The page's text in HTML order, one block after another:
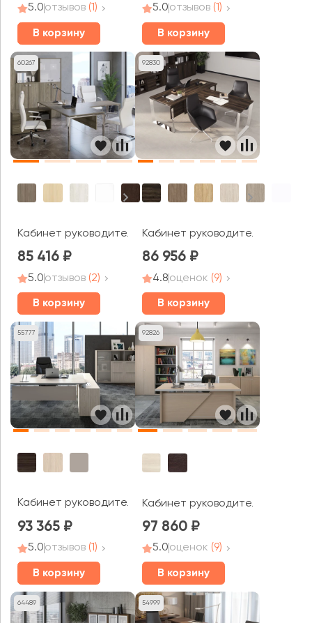
5.0отзывов (1)
В корзину
5.0отзывов (1)
В корзину
60267
Кабинет руководителя Метал Систем Директ / Metal
85 416
5.0отзывов (2)
В корзину
92830
Кабинет руководителя Оникс
86 956
4.8оценок (9)
В корзину
55777
Кабинет руководителя Атлас / Atlas
93 365
5.0отзывов (1)
В корзину
92826
Кабинет руководителя Зум /
97 860
5.0оценок (9)
В корзину
64489 54999